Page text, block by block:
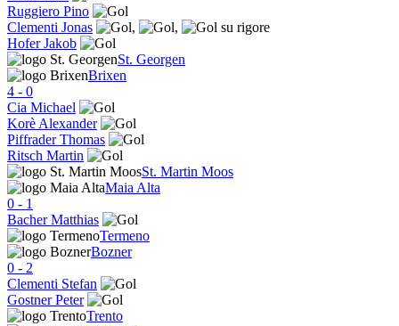
Ruggiero Pino
Clementi Jonas
,
,
Hofer Jakob
St. Georgen
Brixen
4 - 0
Cia Michael
Korè Alexander
Piffrader Thomas
Ritsch Martin
St. Martin Moos
Maia Alta
0 - 1
Bacher Matthias
Termeno
Bozner
0 - 2
Clementi Stefan
Gostner Peter
Trento